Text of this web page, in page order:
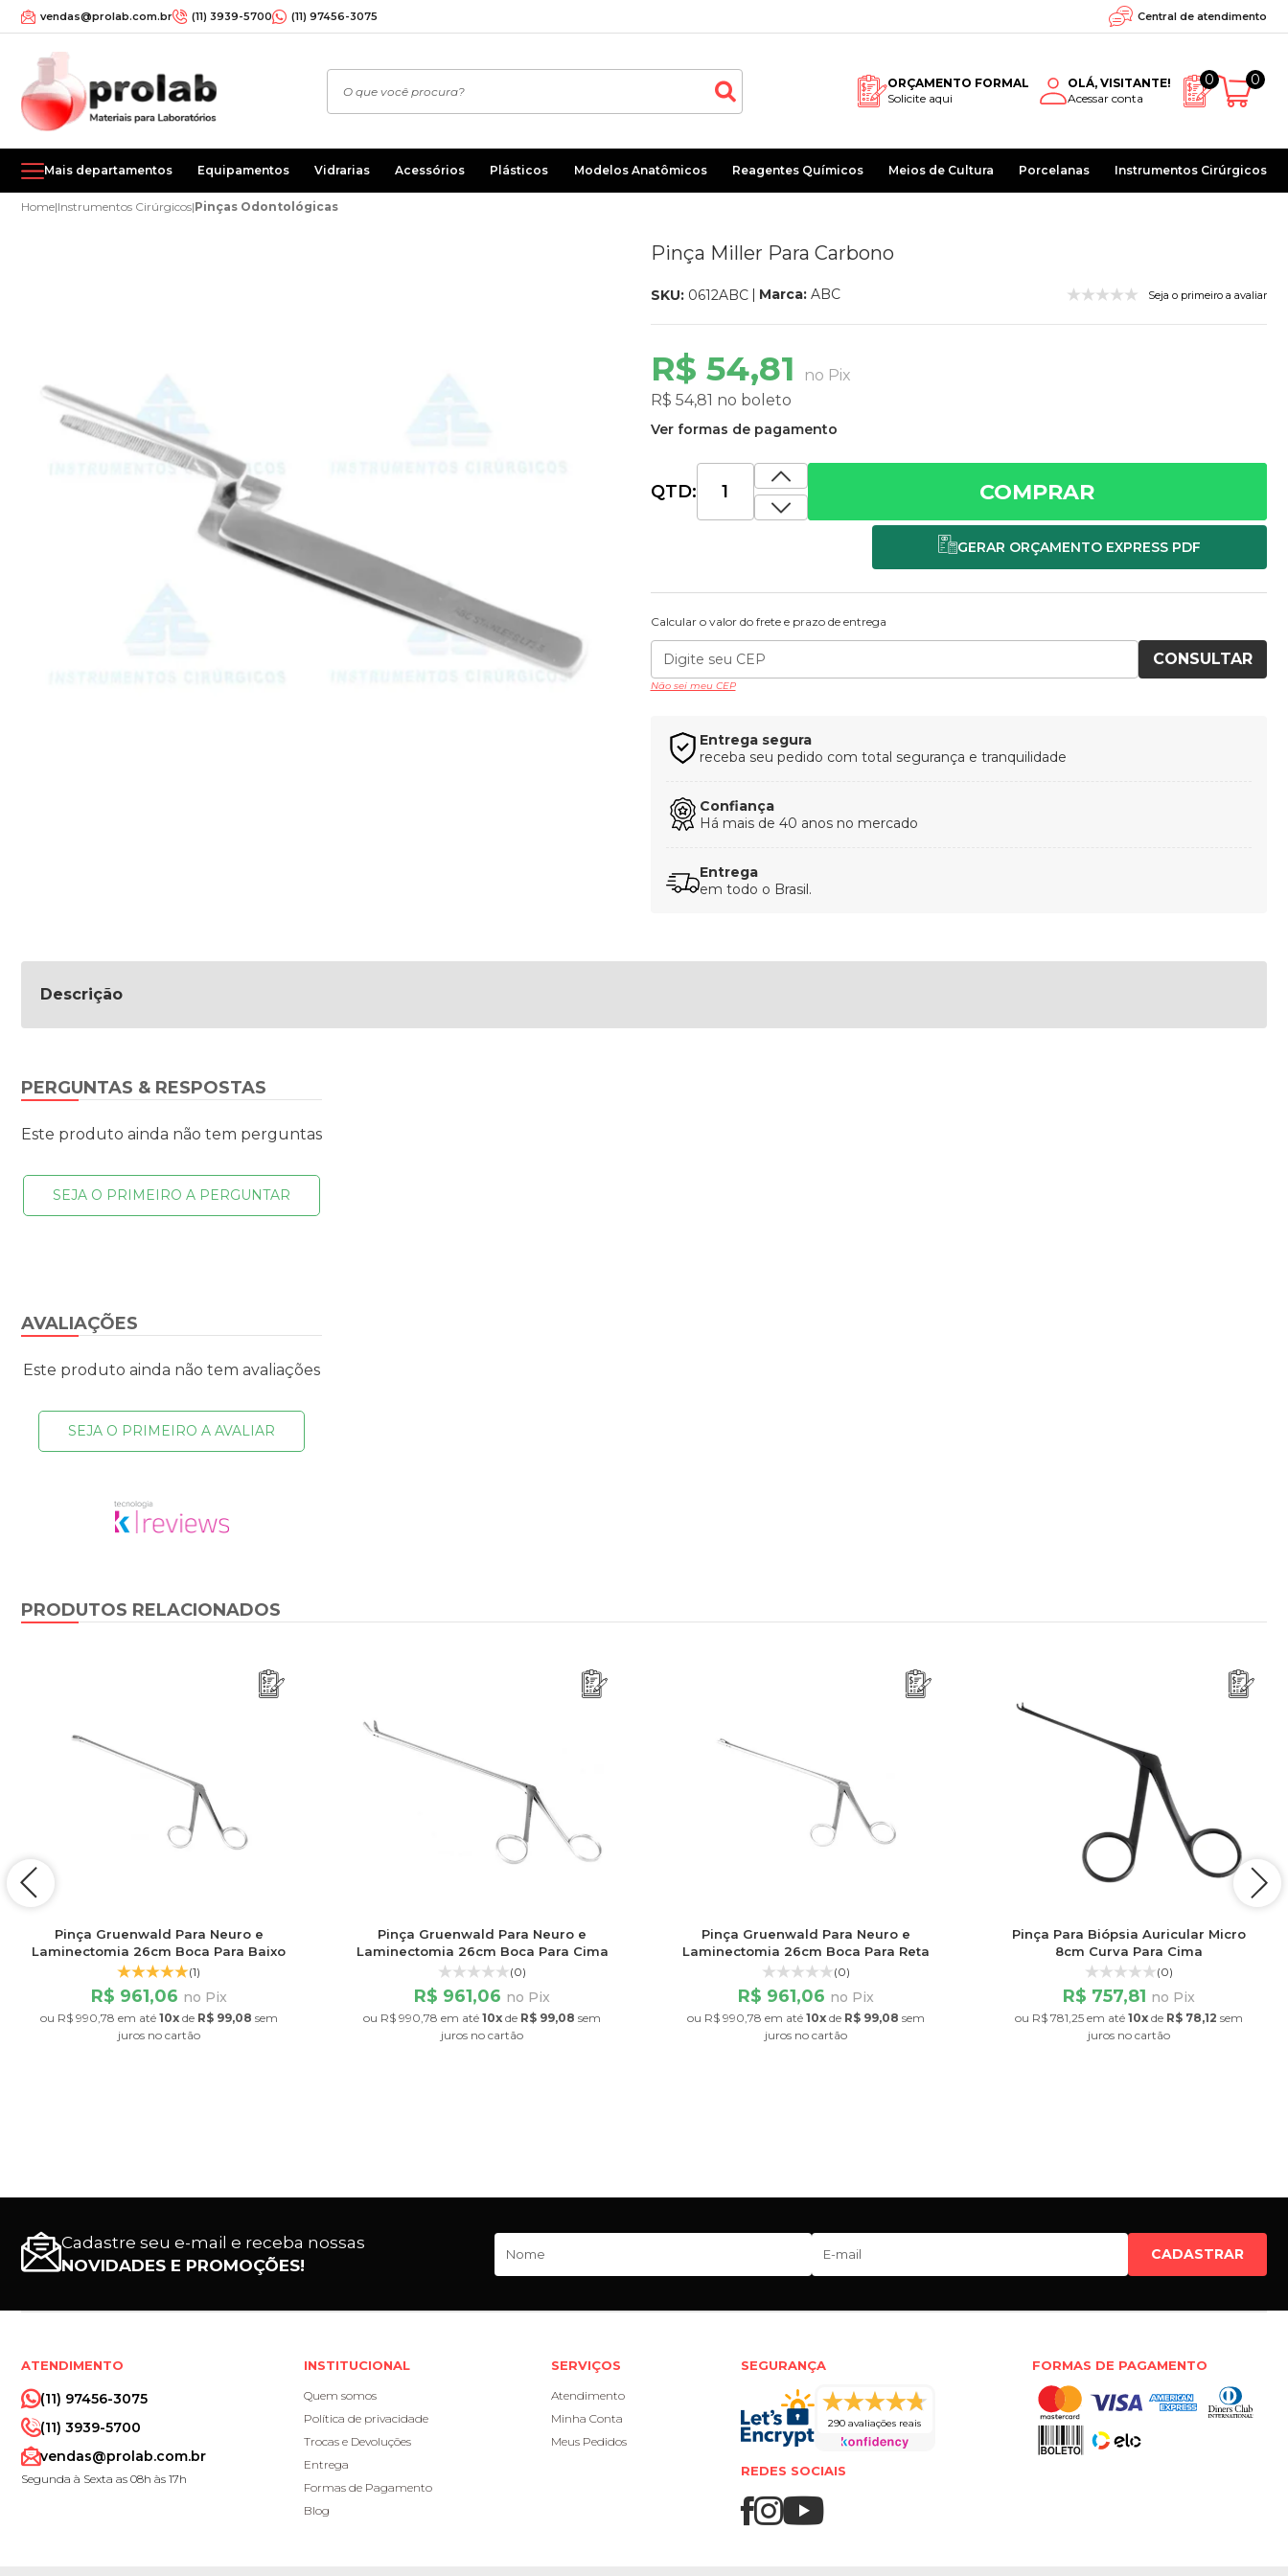
vendas@prolab.com.br (11) 3939-5700 (11) 97456-3075 Central de atendimento
ORÇAMENTO FORMAL
Solicite aqui
OLÁ, VISITANTE!
Acessar conta
0 0
Mais departamentos Equipamentos Vidrarias Acessórios Plásticos Modelos Anatômicos Reagentes Químicos Meios de Cultura Porcelanas Instrumentos Cirúrgicos
Home|Instrumentos Cirúrgicos|Pinças Odontológicas
Pinça Miller Para Carbono
Seja o primeiro a avaliar
SKU:0612ABC Marca: ABC
R$ 54,81
no Pix
R$ 54,81 no boleto
Ver formas de pagamento
QTD: COMPRAR
Calcular o valor do frete e prazo de entrega
CONSULTAR
Não sei meu CEP
Entrega segura
receba seu pedido com total segurança e tranquilidade
Confiança
Há mais de 40 anos no mercado
Entrega
em todo o Brasil.
Descrição
AVALIAÇÕES
Este produto ainda não tem avaliações
SEJA O PRIMEIRO A AVALIAR
PERGUNTAS & RESPOSTAS
Este produto ainda não tem perguntas
SEJA O PRIMEIRO A PERGUNTAR
PRODUTOS RELACIONADOS
Pinça Gruenwald Para Neuro e
Laminectomia 26cm Boca Para Baixo
(1)
R$ 961,06 no Pix
ou R$ 990,78 em até 10xde R$ 99,08 sem
jurosno cartão
Pinça Gruenwald Para Neuro e
Laminectomia 26cm Boca Para Cima
(0)
R$ 961,06 no Pix
ou R$ 990,78 em até10x de R$ 99,08 sem
juros no cartão
Pinça Gruenwald Para Neuro e
Laminectomia 26cm Boca Para Reta
(0)
R$ 961,06 no Pix
ou R$ 990,78 em até 10xde R$ 99,08 sem
jurosno cartão
Pinça Para Biópsia Auricular Micro
8cm Curva Para Cima
(0)
R$ 757,81 no Pix
ou R$ 781,25 em até10x de R$ 78,12 sem
juros no cartão
Cadastre seu e-mail e receba nossas
NOVIDADES E PROMOÇÕES!
CADASTRAR
ATENDIMENTO
(11) 97456-3075
(11) 3939-5700
vendas@prolab.com.br
Segunda à Sexta as 08h às 17h
INSTITUCIONAL
Quem somos
Política de privacidade
Trocas e Devoluções
Entrega
Formas de Pagamento
Blog
SERVIÇOS
Atendimento
Minha Conta
Meus Pedidos
SEGURANÇA
290 avaliações reais
REDES SOCIAIS
FORMAS DE PAGAMENTO